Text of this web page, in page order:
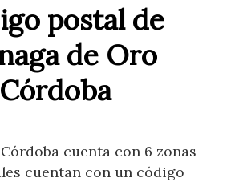
postal de
de Oro
Córdoba
cuenta con 6 zonas
cuentan con un código